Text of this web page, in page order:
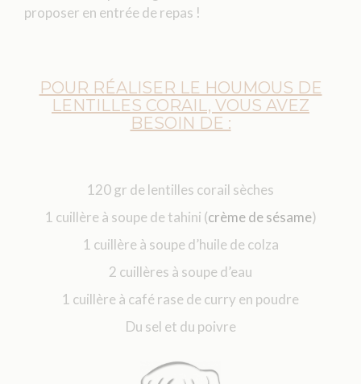
proposer en entrée de repas !
POUR RÉALISER LE HOUMOUS DE
LENTILLES CORAIL, VOUS AVEZ
BESOIN DE :
120 gr de lentilles corail sèches
1 cuillère à soupe de tahini (crème de sésame)
1 cuillère à soupe d’huile de colza
2 cuillères à soupe d’eau
1 cuillère à café rase de curry en poudre
Du sel et du poivre